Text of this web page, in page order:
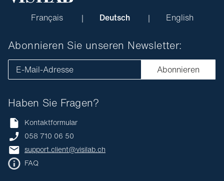
Français Deutsch English
Haben Sie Fragen?
Kontaktformular
058 710 06 50
support.client@visilab.ch
FAQ
Abonnieren Sie unseren Newsletter:
E-Mail-Adresse Abonnieren